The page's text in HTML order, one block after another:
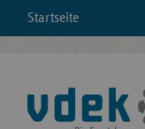
Startseite